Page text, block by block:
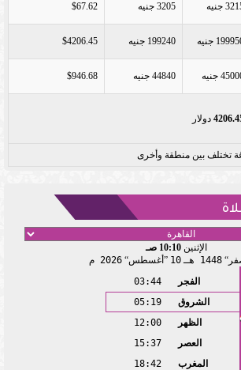
جنيه 3205 جنيه $67.62
جنيه 199240 جنيه $4206.45
جنيه 44840 جنيه $946.68
دولار
تختلف بين منطقة وأخرى
الإثنين 10:10 صـ
1448 هـ 10 أغسطس 2026 م
الفجر
03:44
الشروق
05:19
الظهر
12:00
العصر
15:37
المغرب
18:42